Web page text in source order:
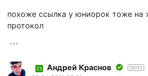
похоже ссылка у юниорок тоже на
протокол
23 Андрей Краснов 19092